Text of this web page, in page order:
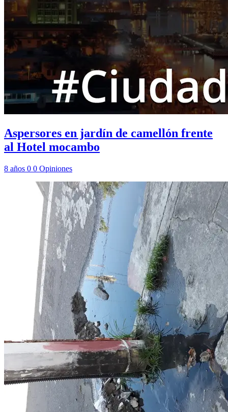
Aspersores en jardín de camellón frente
al Hotel mocambo
8 años 0 0 Opiniones